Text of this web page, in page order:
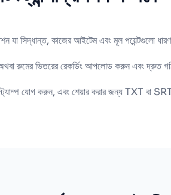
যা সিদ্ধান্ত, কাজের আইটেম এবং মূল পয়েন্টগুলো
ভিতরের রেকর্ডিং আপলোড করুন এবং দ্রুত
যোগ করুন, এবং শেয়ার করার জন্য TXT বা